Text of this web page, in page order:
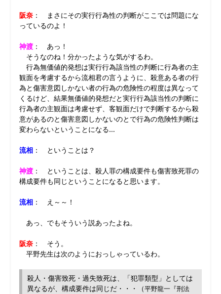
阪奈： まさにその実行行為性の判断がここでは問題にな
っているのよ！
神渡： あっ！
そうなのね！分かったような気がするわ。
行為無価値的発想は実行行為該当性の判断に行為者の主
観面を考慮するから流相君の言うように、殺意ある者の行
為と傷害意図しかない者の行為の危険性の程度は異なって
くるけど、結果無価値的発想だと実行行為該当性の判断に
行為者の主観面は考慮せず、客観面だけで判断するから殺
意があるのと傷害意図しかないのとで行為の危険性判断は
変わらないということになる…
流相： ということは？
神渡： ということは、殺人罪の構成要件も傷害致死罪の
構成要件も同じということになると思います。
流相： え～～！
あっ、でもそういう説あったよね。
阪奈： そう。
平野先生は次のようにおっしゃっているわ。
殺人・傷害致死・過失致死は、「犯罪類型」としては
異なるが、構成要件は同じだ・・・（平野龍一『刑法